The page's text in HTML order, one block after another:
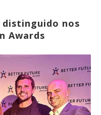
distinguido nos
Awards